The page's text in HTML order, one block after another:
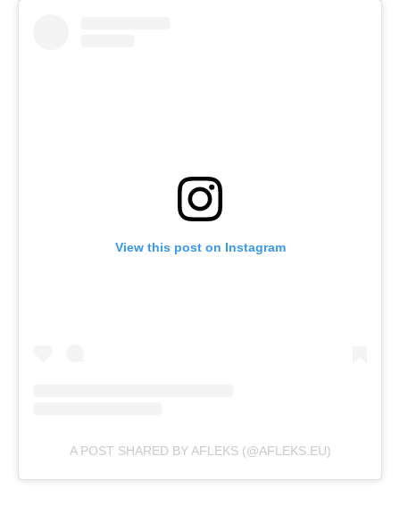
View this post on Instagram
A POST SHARED BY AFLEKS (@AFLEKS.EU)